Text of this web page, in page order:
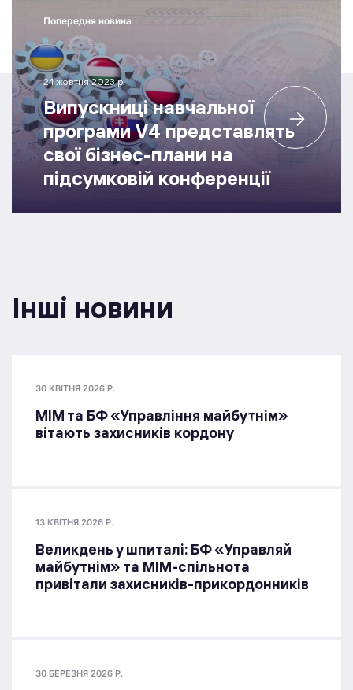
Попередня новина
24 жовтня 2023 р.
Випускниці навчальної
програми V4 представлять
свої бізнес-плани на
підсумковій конференції
Інші новини
30 КВІТНЯ 2026 Р.
МІМ та БФ «Управління майбутнім»
вітають захисників кордону
13 КВІТНЯ 2026 Р.
Великдень у шпиталі: БФ «Управляй
майбутнім» та МІМ-спільнота
привітали захисників-прикордонників
30 БЕРЕЗНЯ 2026 Р.